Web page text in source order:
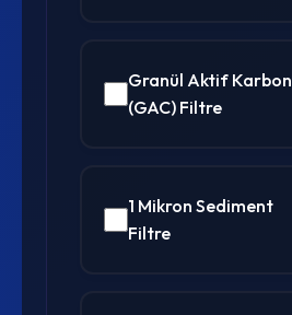
Granül Aktif Karbon
(GAC) Filtre
1 Mikron Sediment
Filtre